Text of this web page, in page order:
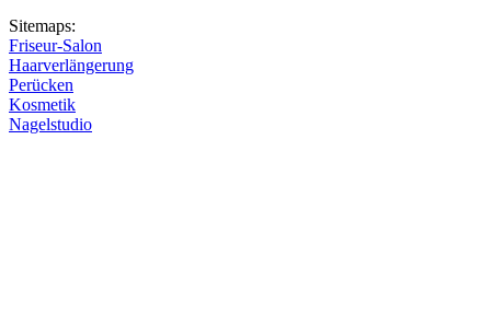
Sitemaps:
Friseur-Salon
Haarverlängerung
Perücken
Kosmetik
Nagelstudio